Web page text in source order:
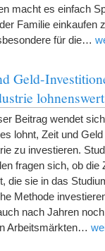
macht es einfach
Familie einkaufen
für die…
Geld-
Beitrag wendet
lohnt, Zeit und
zu investieren.
fragen sich, ob die
die sie in das
Methode
nach Jahren
Arbeitsmärkten…